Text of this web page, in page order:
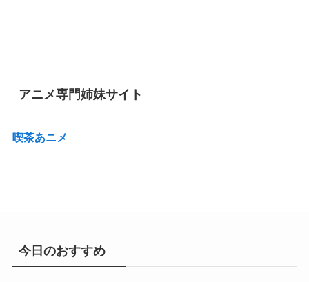
アニメ専門姉妹サイト
喫茶あニメ
今日のおすすめ